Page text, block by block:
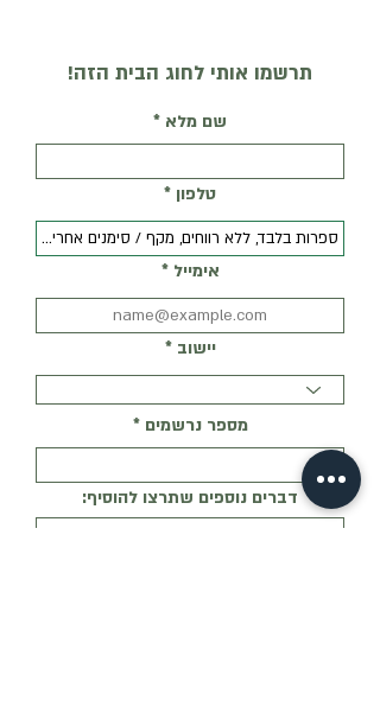
תרשמו אותי לחוג הבית הזה!
שם מלא
טלפון
אימייל
יישוב
מספר נרשמים
דברים נוספים שתרצו להוסיף: